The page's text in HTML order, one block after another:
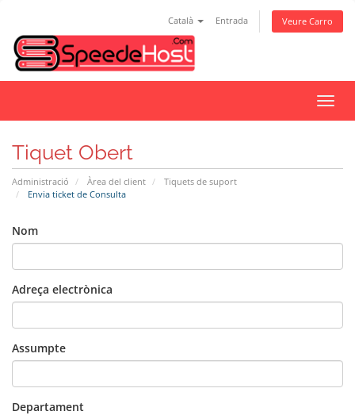
Català Entrada Veure Carro
la
Tiquet Obert
Administració Àrea del client
Tiquets de suport
Envia ticket de Consulta
Nom
Adreça electrònica
Assumpte
Departament